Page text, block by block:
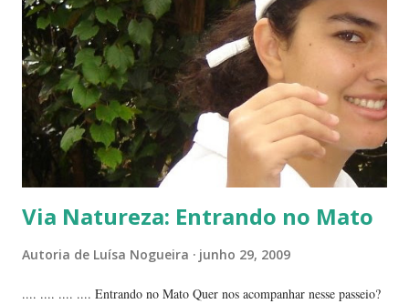
crassuláceas. Sua reprodução é bem fácil: de qualquer pedaço de
algum galho podem nascer várias mudas. Uma só muda em pouco
tempo transforma-se em uma moita. É uma planta medicinal. ...
Via Natureza: Entrando no Mato
Autoria de Luísa Nogueira junho 29, 2009
.... .... .... .... Entrando no Mato Quer nos acompanhar nesse passeio?